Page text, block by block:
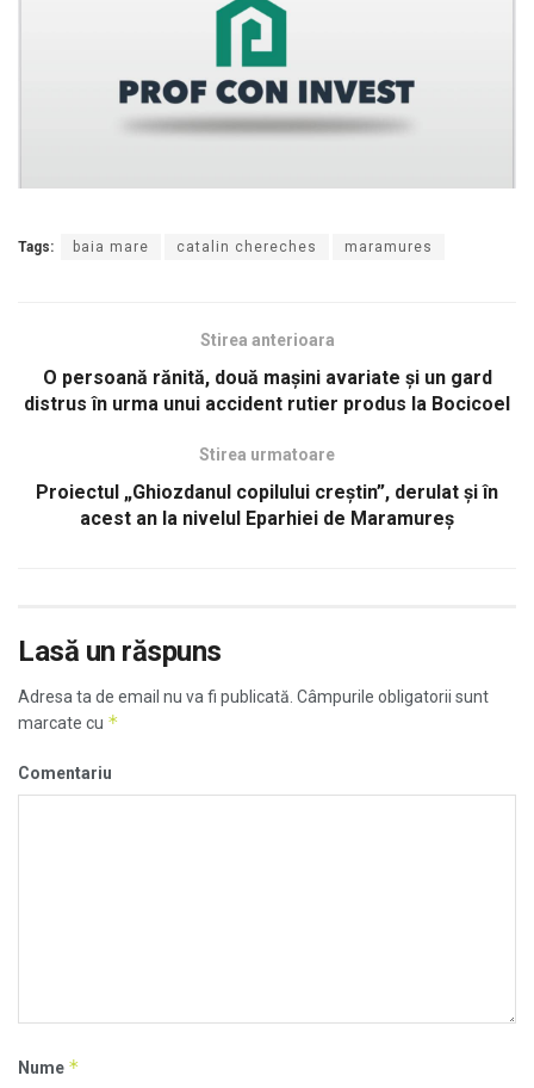
Tags: baia mare catalin chereches maramures
Stirea anterioara
O persoană rănită, două maşini avariate şi un gard
distrus în urma unui accident rutier produs la Bocicoel
Stirea urmatoare
Proiectul „Ghiozdanul copilului creștin”, derulat şi în
acest an la nivelul Eparhiei de Maramureş
Lasă un răspuns
Adresa ta de email nu va fi publicată. Câmpurile obligatorii sunt
marcate cu *
Comentariu
Nume *